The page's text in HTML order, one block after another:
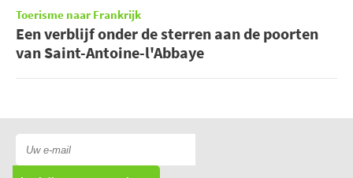
Toerisme naar Frankrijk
Een verblijf onder de sterren aan de poorten
van Saint-Antoine-l'Abbaye